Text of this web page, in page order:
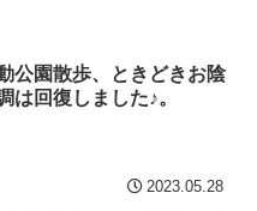
公園散歩、ときどきお陰
は回復しました♪。
2023.05.28